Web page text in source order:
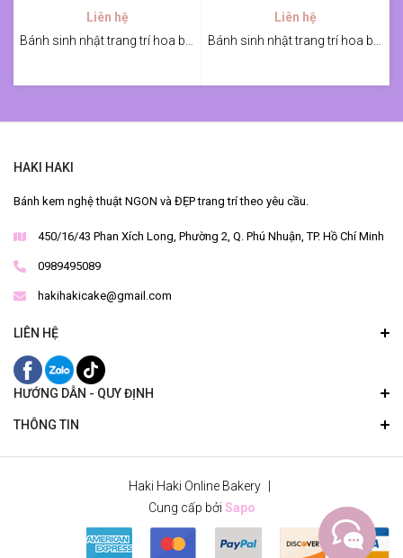
Liên hệ
Liên hệ
HAKI HAKI
Bánh kem nghệ thuật NGON và ĐẸP trang trí theo yêu cầu.
450/16/43 Phan Xích Long, Phường 2, Q. Phú Nhuận, TP. Hồ Chí Minh
0989495089
hakihakicake@gmail.com
LIÊN HỆ
HƯỚNG DẪN - QUY ĐỊNH
THÔNG TIN
Haki Haki Online Bakery
Cung cấp bởi Sapo